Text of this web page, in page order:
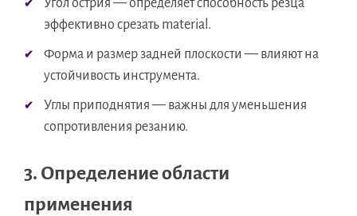
Угол острия — определяет способность резца
эффективно срезать material.
Форма и размер задней плоскости — влияют на
устойчивость инструмента.
Углы приподнятия — важны для уменьшения
сопротивления резанию.
3. Определение области
применения